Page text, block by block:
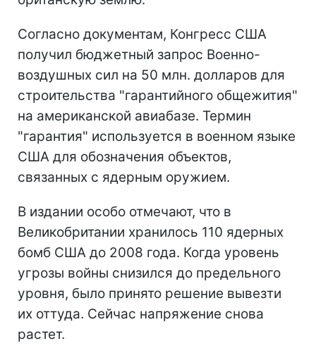
Согласно документам, Конгресс США
получил бюджетный запрос Военно-
воздушных сил на 50 млн. долларов для
строительства "гарантийного общежития"
на американской авиабазе. Термин
"гарантия" используется в военном языке
США для обозначения объектов,
связанных с ядерным оружием.
В издании особо отмечают, что в
Великобритании хранилось 110 ядерных
бомб США до 2008 года. Когда уровень
угрозы войны снизился до предельного
уровня, было принято решение вывезти
их оттуда. Сейчас напряжение снова
растет.